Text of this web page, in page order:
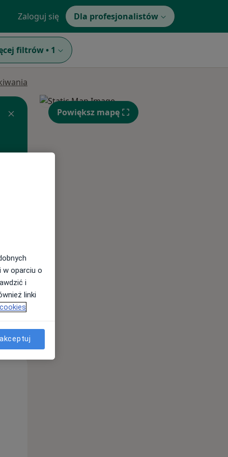
Zaloguj się Dla profesjonalistów
filtrów • 1
Powiększ mapę
w oparciu o
i
linki